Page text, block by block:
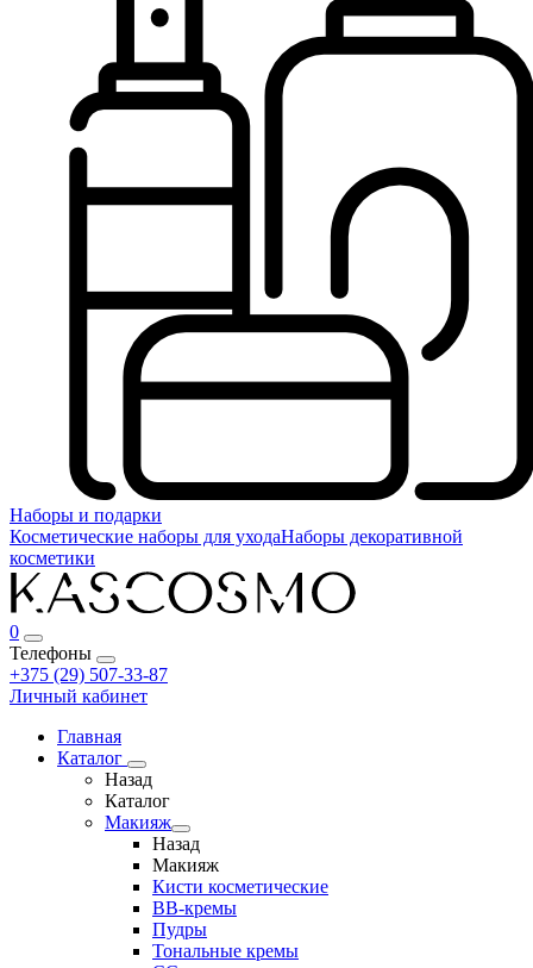
Наборы и подарки
Косметические наборы для уходаНаборы декоративной
косметики
0
Телефоны
+375 (29) 507-33-87
Личный кабинет
Главная
Каталог
Назад
Каталог
Макияж
Назад
Макияж
Кисти косметические
BB-кремы
Пудры
Тональные кремы